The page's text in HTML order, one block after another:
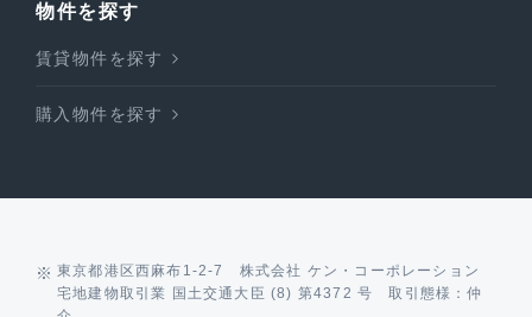
物件を探す
賃貸物件を探す
購入物件を探す
東京都港区西麻布1-2-7 株式会社 ケン・コーポレーション
宅地建物取引業 国土交通大臣 (8) 第4372 号 取引態様：仲